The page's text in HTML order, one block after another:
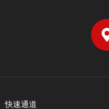
快速通道